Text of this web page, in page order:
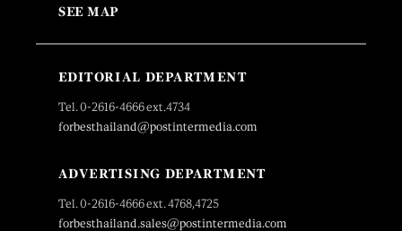
SEE MAP
EDITORIAL DEPARTMENT
Tel. 0-2616-4666 ext.4734
forbesthailand@postintermedia.com
ADVERTISING DEPARTMENT
Tel. 0-2616-4666 ext. 4768,4725
forbesthailand.sales@postintermedia.com